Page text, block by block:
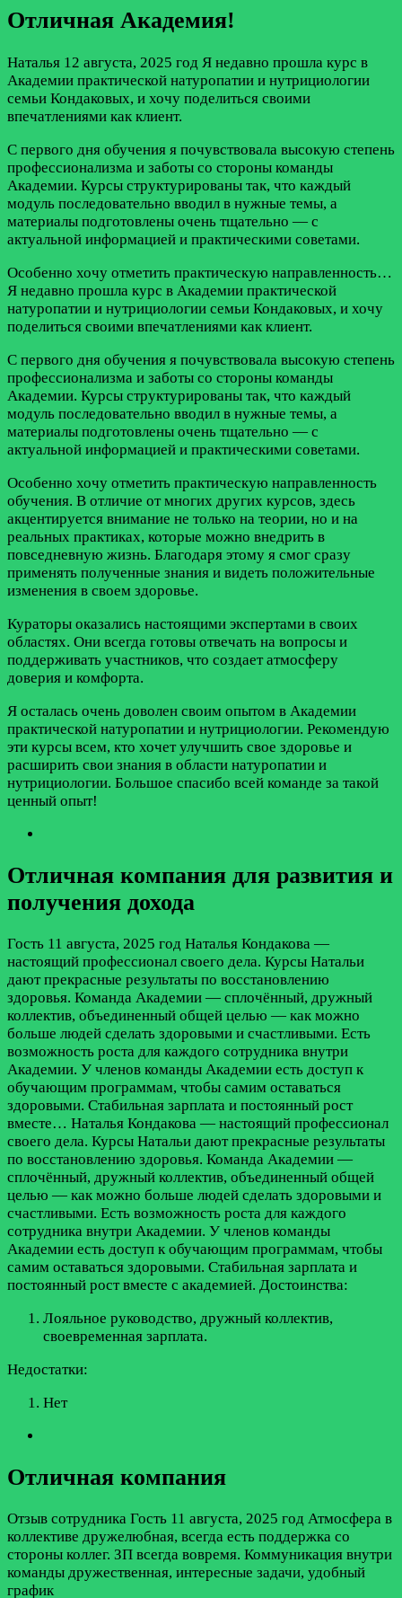
Отличная Академия!
Наталья 12 августа, 2025 год Я недавно прошла курс в
Академии практической натуропатии и нутрициологии
семьи Кондаковых, и хочу поделиться своими
впечатлениями как клиент.
С первого дня обучения я почувствовала высокую степень
профессионализма и заботы со стороны команды
Академии. Курсы структурированы так, что каждый
модуль последовательно вводил в нужные темы, а
материалы подготовлены очень тщательно — с
актуальной информацией и практическими советами.
Особенно хочу отметить практическую направленность…
Я недавно прошла курс в Академии практической
натуропатии и нутрициологии семьи Кондаковых, и хочу
поделиться своими впечатлениями как клиент.
С первого дня обучения я почувствовала высокую степень
профессионализма и заботы со стороны команды
Академии. Курсы структурированы так, что каждый
модуль последовательно вводил в нужные темы, а
материалы подготовлены очень тщательно — с
актуальной информацией и практическими советами.
Особенно хочу отметить практическую направленность
обучения. В отличие от многих других курсов, здесь
акцентируется внимание не только на теории, но и на
реальных практиках, которые можно внедрить в
повседневную жизнь. Благодаря этому я смог сразу
применять полученные знания и видеть положительные
изменения в своем здоровье.
Кураторы оказались настоящими экспертами в своих
областях. Они всегда готовы отвечать на вопросы и
поддерживать участников, что создает атмосферу
доверия и комфорта.
Я осталась очень доволен своим опытом в Академии
практической натуропатии и нутрициологии. Рекомендую
эти курсы всем, кто хочет улучшить свое здоровье и
расширить свои знания в области натуропатии и
нутрициологии. Большое спасибо всей команде за такой
ценный опыт!
Отличная компания для развития и
получения дохода
Гость 11 августа, 2025 год Наталья Кондакова —
настоящий профессионал своего дела. Курсы Натальи
дают прекрасные результаты по восстановлению
здоровья. Команда Академии — сплочённый, дружный
коллектив, объединенный общей целью — как можно
больше людей сделать здоровыми и счастливыми. Есть
возможность роста для каждого сотрудника внутри
Академии. У членов команды Академии есть доступ к
обучающим программам, чтобы самим оставаться
здоровыми. Стабильная зарплата и постоянный рост
вместе… Наталья Кондакова — настоящий профессионал
своего дела. Курсы Натальи дают прекрасные результаты
по восстановлению здоровья. Команда Академии —
сплочённый, дружный коллектив, объединенный общей
целью — как можно больше людей сделать здоровыми и
счастливыми. Есть возможность роста для каждого
сотрудника внутри Академии. У членов команды
Академии есть доступ к обучающим программам, чтобы
самим оставаться здоровыми. Стабильная зарплата и
постоянный рост вместе с академией. Достоинства:
Лояльное руководство, дружный коллектив,
своевременная зарплата.
Недостатки:
Нет
Отличная компания
Отзыв сотрудника Гость 11 августа, 2025 год Атмосфера в
коллективе дружелюбная, всегда есть поддержка со
стороны коллег. ЗП всегда вовремя. Коммуникация внутри
команды дружественная, интересные задачи, удобный
график